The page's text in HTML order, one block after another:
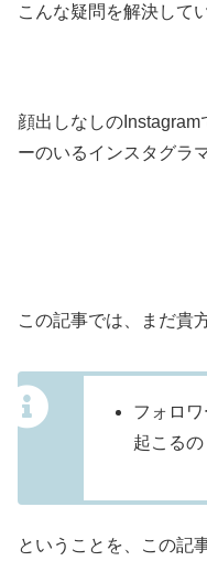
こんな疑問を解決して
顔出しなしの
ーのいるインスタグラ
この記事では、まだ貴
フォロ
起こるの
ということを、この記